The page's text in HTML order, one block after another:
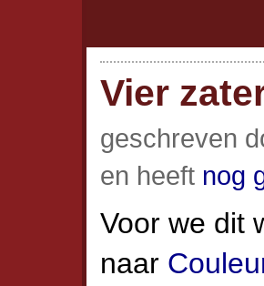
Vier
geschreven
en heeft nog
Voor we dit
naar